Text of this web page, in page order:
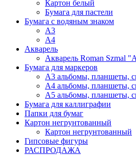
Картон белый
Бумага для пастели
Бумага с водяным знаком
А3
А4
Акварель
Акварель Roman Szmal
Бумага для маркеров
А3 альбомы, планшеты,
А4 альбомы, планшеты,
А5 альбомы, планшеты,
Бумага для каллиграфии
Папки для бумаг
Картон негрунтованный
Картон негрунтованный
Гипсовые фигуры
РАСПРОДАЖА